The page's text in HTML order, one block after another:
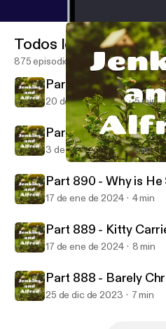
Jenkins and Alfred
Todos los episodios
875 episodios
Part 892 - Third
20 de mar de 2024 5 min
Part 891 - Pirates
3 de mar de 2024 7 min
Part 890 - Why is
17 de ene de 2024 4 min
Part 889 - Kitty
17 de ene de 2024 8 min
Part 888 - Barely
25 de dic de 2023 7 min